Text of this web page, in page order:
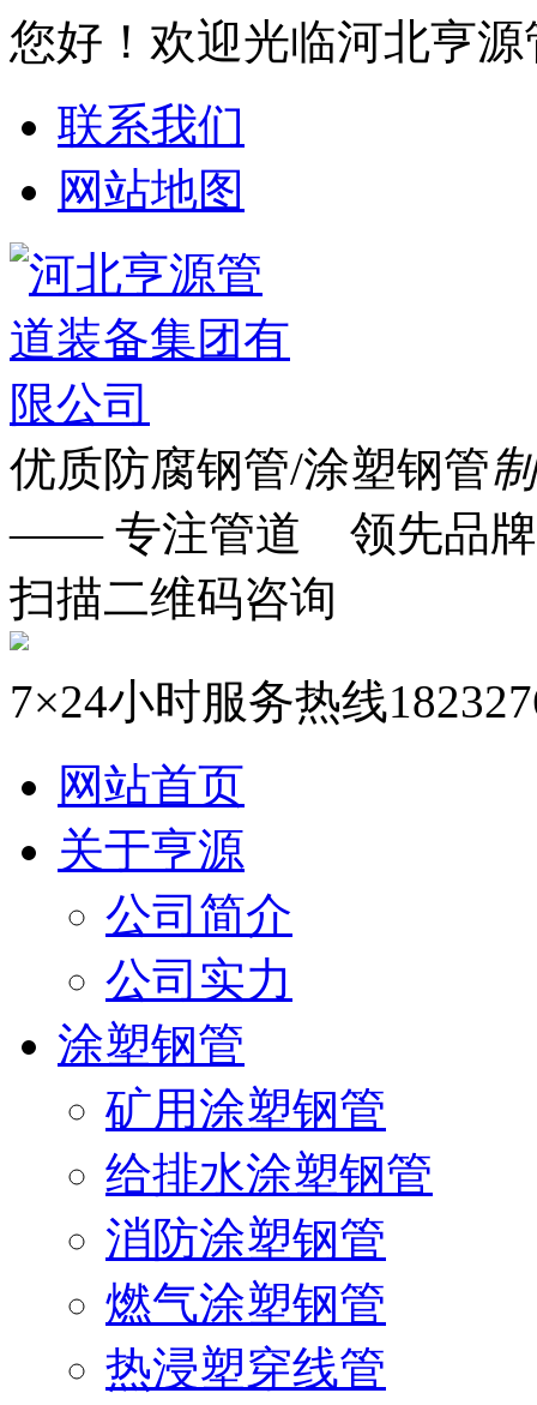
您好！欢迎光临河北亨
联系我们
网站地图
优质防腐钢管/涂塑钢管
—— 专注管道 领先品
扫描二维码咨询
7×24小时服务热线
网站首页
关于亨源
公司简介
公司实力
涂塑钢管
矿用涂塑钢管
给排水涂塑钢管
消防涂塑钢管
燃气涂塑钢管
热浸塑穿线管